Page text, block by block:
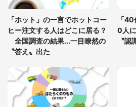
あまりにも四角すぎる
座布団だろ」「食パンの
「ホット」の一言でホットコー
ヒー注文する人はどこに居る？
全国調査の結果...一目瞭然の
〝答え〟出た
「
0人
〝